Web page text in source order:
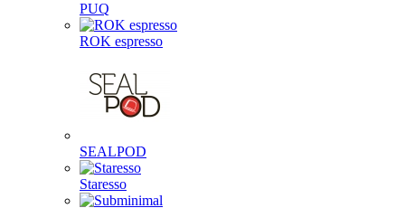
PUQ
ROK espresso
SEALPOD
Staresso